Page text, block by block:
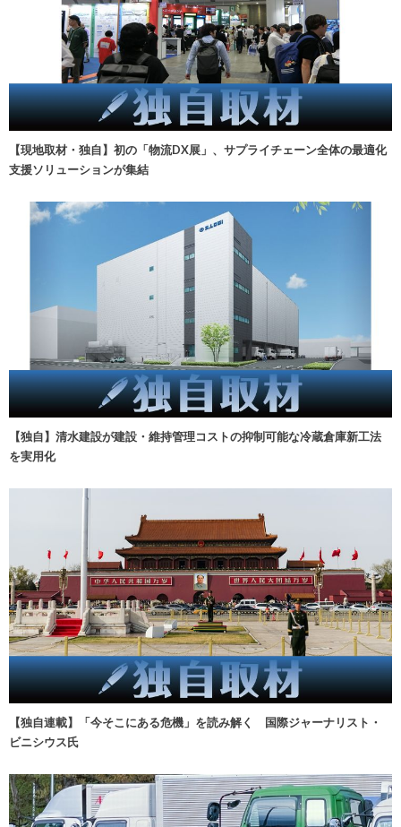
【現地取材・独自】初の「物流DX展」、サプライチェーン全体の最適化
支援ソリューションが集結
【独自】清水建設が建設・維持管理コストの抑制可能な冷蔵倉庫新工法
を実用化
【独自連載】「今そこにある危機」を読み解く 国際ジャーナリスト・
ビニシウス氏